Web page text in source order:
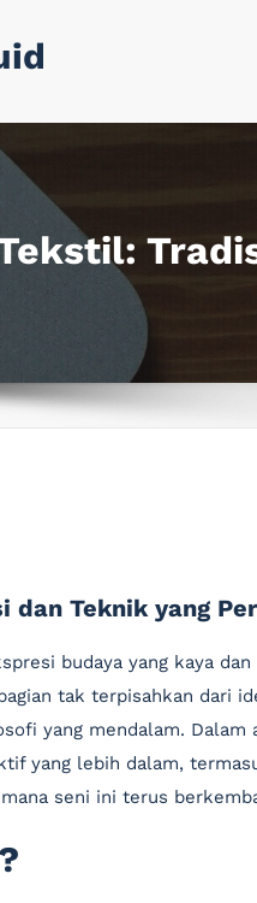
dan Teknik yang
budaya yang kaya
tak terpisahkan dari
yang mendalam. Dalam
yang lebih dalam,
seni ini terus